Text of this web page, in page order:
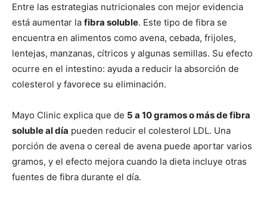
Entre las estrategias nutricionales con mejor evidencia
está aumentar la fibra soluble. Este tipo de fibra se
encuentra en alimentos como avena, cebada, frijoles,
lentejas, manzanas, cítricos y algunas semillas. Su efecto
ocurre en el intestino: ayuda a reducir la absorción de
colesterol y favorece su eliminación.
Mayo Clinic explica que de 5 a 10 gramos o más de fibra
soluble al día pueden reducir el colesterol LDL. Una
porción de avena o cereal de avena puede aportar varios
gramos, y el efecto mejora cuando la dieta incluye otras
fuentes de fibra durante el día.